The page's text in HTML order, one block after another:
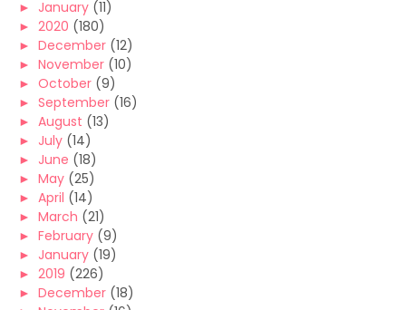
► January (11)
► 2020 (180)
► December (12)
► November (10)
► October (9)
► September (16)
► August (13)
► July (14)
► June (18)
► May (25)
► April (14)
► March (21)
► February (9)
► January (19)
► 2019 (226)
► December (18)